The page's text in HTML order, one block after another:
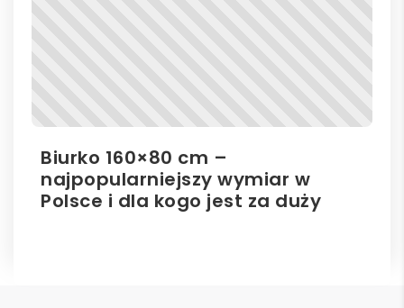
Biurko 160×80 cm –
najpopularniejszy wymiar w
Polsce i dla kogo jest za duży